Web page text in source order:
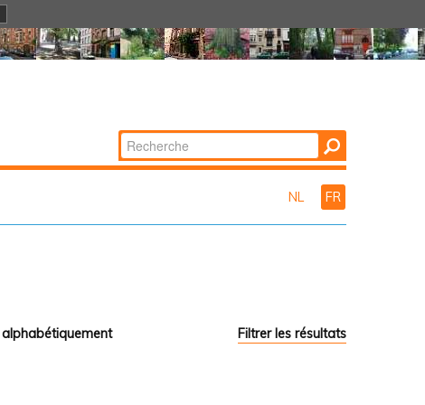
Chercher par
Recherche
NL FR
Filtrer les résultats
alphabétiquement